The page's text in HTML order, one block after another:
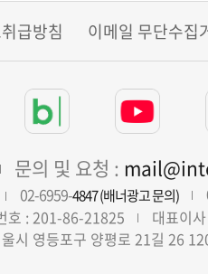
급방침 이메일 무단수집
문의 및 요청 :
02-6959-4847 (배너광고 문의)
호 : 201-86-21825
대표이
시 영등포구 양평로 21길 26